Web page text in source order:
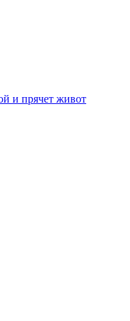
и прячет живот